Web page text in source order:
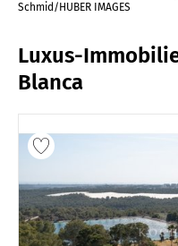
Schmid/HUBER IMAGES
Luxus-
Blanca